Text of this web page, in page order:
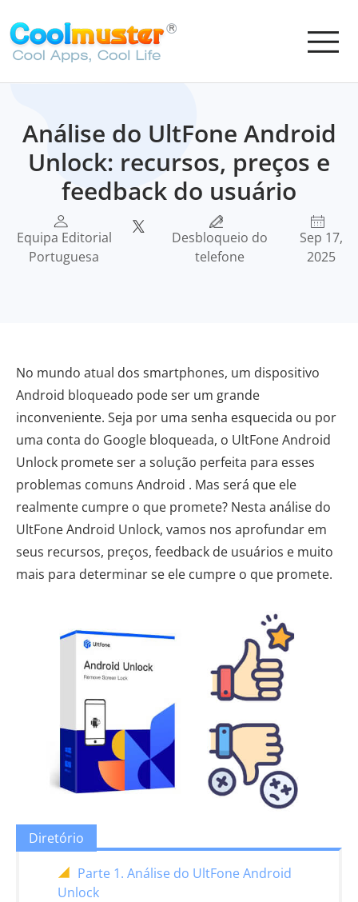
Análise do UltFone Android
Unlock: recursos, preços e
feedback do usuário
Equipa Editorial
Portuguesa
Desbloqueio do
telefone
Sep 17,
2025
No mundo atual dos smartphones, um dispositivo
Android bloqueado pode ser um grande
inconveniente. Seja por uma senha esquecida ou por
uma conta do Google bloqueada, o UltFone Android
Unlock promete ser a solução perfeita para esses
problemas comuns Android . Mas será que ele
realmente cumpre o que promete? Nesta análise do
UltFone Android Unlock, vamos nos aprofundar em
seus recursos, preços, feedback de usuários e muito
mais para determinar se ele cumpre o que promete.
Diretório
Parte 1. Análise do UltFone Android
Unlock